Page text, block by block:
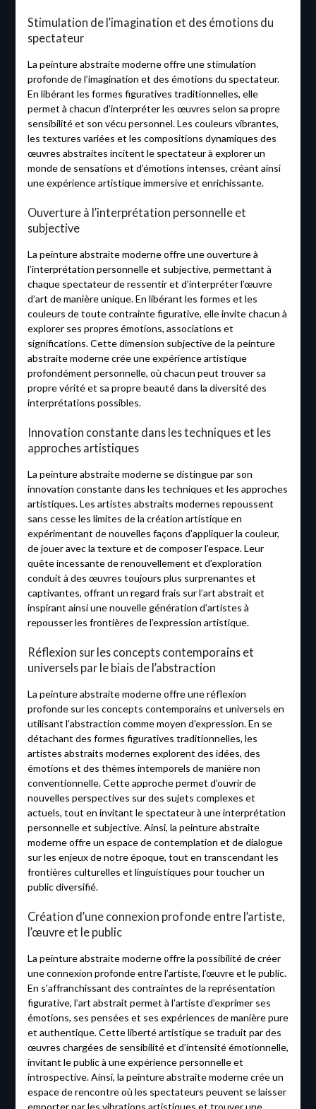
Stimulation de l’imagination et des émotions du
spectateur
La peinture abstraite moderne offre une stimulation
profonde de l’imagination et des émotions du spectateur.
En libérant les formes figuratives traditionnelles, elle
permet à chacun d’interpréter les œuvres selon sa propre
sensibilité et son vécu personnel. Les couleurs vibrantes,
les textures variées et les compositions dynamiques des
œuvres abstraites incitent le spectateur à explorer un
monde de sensations et d’émotions intenses, créant ainsi
une expérience artistique immersive et enrichissante.
Ouverture à l’interprétation personnelle et
subjective
La peinture abstraite moderne offre une ouverture à
l’interprétation personnelle et subjective, permettant à
chaque spectateur de ressentir et d’interpréter l’œuvre
d’art de manière unique. En libérant les formes et les
couleurs de toute contrainte figurative, elle invite chacun à
explorer ses propres émotions, associations et
significations. Cette dimension subjective de la peinture
abstraite moderne crée une expérience artistique
profondément personnelle, où chacun peut trouver sa
propre vérité et sa propre beauté dans la diversité des
interprétations possibles.
Innovation constante dans les techniques et les
approches artistiques
La peinture abstraite moderne se distingue par son
innovation constante dans les techniques et les approches
artistiques. Les artistes abstraits modernes repoussent
sans cesse les limites de la création artistique en
expérimentant de nouvelles façons d’appliquer la couleur,
de jouer avec la texture et de composer l’espace. Leur
quête incessante de renouvellement et d’exploration
conduit à des œuvres toujours plus surprenantes et
captivantes, offrant un regard frais sur l’art abstrait et
inspirant ainsi une nouvelle génération d’artistes à
repousser les frontières de l’expression artistique.
Réflexion sur les concepts contemporains et
universels par le biais de l’abstraction
La peinture abstraite moderne offre une réflexion
profonde sur les concepts contemporains et universels en
utilisant l’abstraction comme moyen d’expression. En se
détachant des formes figuratives traditionnelles, les
artistes abstraits modernes explorent des idées, des
émotions et des thèmes intemporels de manière non
conventionnelle. Cette approche permet d’ouvrir de
nouvelles perspectives sur des sujets complexes et
actuels, tout en invitant le spectateur à une interprétation
personnelle et subjective. Ainsi, la peinture abstraite
moderne offre un espace de contemplation et de dialogue
sur les enjeux de notre époque, tout en transcendant les
frontières culturelles et linguistiques pour toucher un
public diversifié.
Création d’une connexion profonde entre l’artiste,
l’œuvre et le public
La peinture abstraite moderne offre la possibilité de créer
une connexion profonde entre l’artiste, l’œuvre et le public.
En s’affranchissant des contraintes de la représentation
figurative, l’art abstrait permet à l’artiste d’exprimer ses
émotions, ses pensées et ses expériences de manière pure
et authentique. Cette liberté artistique se traduit par des
œuvres chargées de sensibilité et d’intensité émotionnelle,
invitant le public à une expérience personnelle et
introspective. Ainsi, la peinture abstraite moderne crée un
espace de rencontre où les spectateurs peuvent se laisser